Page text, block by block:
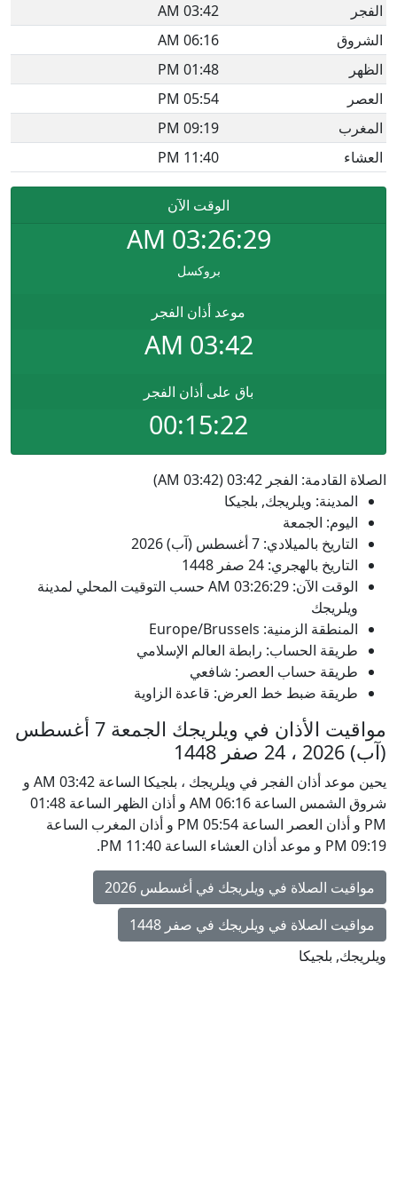
الفجر
03:42 AM
الشروق
06:16 AM
الظهر
01:48 PM
العصر
05:54 PM
المغرب
09:19 PM
العشاء
11:40 PM
الوقت الآن
03:26:29
AM
بروكسل
موعد أذان الفجر
03:42 AM
باق على أذان الفجر
00:15:22
الصلاة القادمة: الفجر 03:42 (03:42 AM)
المدينة: ويلريجك, بلجيكا
اليوم: الجمعة
التاريخ بالميلادي: 7 أغسطس (آب) 2026
التاريخ بالهجري: 24 صفر 1448
الوقت الآن: 03:26:29
AM حسب التوقيت المحلي لمدينة
ويلريجك
المنطقة الزمنية: Europe/Brussels
طريقة الحساب: رابطة العالم الإسلامي
طريقة حساب العصر: شافعي
طريقة ضبط خط العرض: قاعدة الزاوية
مواقيت الأذان في ويلريجك الجمعة 7 أغسطس
(آب) 2026 ، 24 صفر 1448
يحين موعد أذان الفجر في ويلريجك ، بلجيكا الساعة 03:42 AM و
شروق الشمس الساعة 06:16 AM و أذان الظهر الساعة 01:48
PM و أذان العصر الساعة 05:54 PM و أذان المغرب الساعة
09:19 PM و موعد أذان العشاء الساعة 11:40 PM.
مواقيت الصلاة في ويلريجك في أغسطس 2026
مواقيت الصلاة في ويلريجك في صفر 1448
ويلريجك, بلجيكا